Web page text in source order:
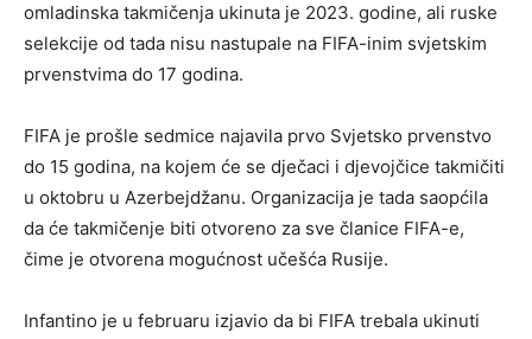
omladinska takmičenja ukinuta je 2023. godine, ali ruske
selekcije od tada nisu nastupale na FIFA-inim svjetskim
prvenstvima do 17 godina.
FIFA je prošle sedmice najavila prvo Svjetsko prvenstvo
do 15 godina, na kojem će se dječaci i djevojčice takmičiti
u oktobru u Azerbejdžanu. Organizacija je tada saopćila
da će takmičenje biti otvoreno za sve članice FIFA-e,
čime je otvorena mogućnost učešća Rusije.
Infantino je u februaru izjavio da bi FIFA trebala ukinuti